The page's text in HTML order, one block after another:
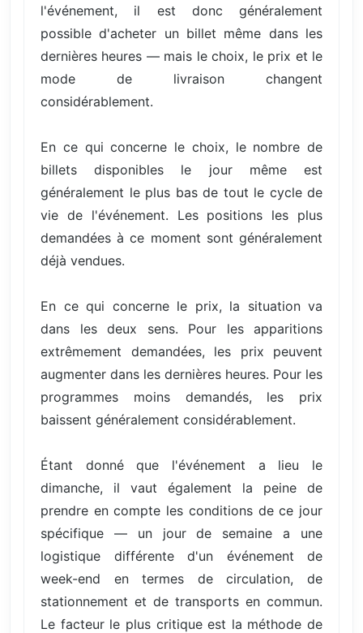
l'événement, il est donc généralement
possible d'acheter un billet même dans les
dernières heures — mais le choix, le prix et le
mode de livraison changent
considérablement.
En ce qui concerne le choix, le nombre de
billets disponibles le jour même est
généralement le plus bas de tout le cycle de
vie de l'événement. Les positions les plus
demandées à ce moment sont généralement
déjà vendues.
En ce qui concerne le prix, la situation va
dans les deux sens. Pour les apparitions
extrêmement demandées, les prix peuvent
augmenter dans les dernières heures. Pour les
programmes moins demandés, les prix
baissent généralement considérablement.
Étant donné que l'événement a lieu le
dimanche, il vaut également la peine de
prendre en compte les conditions de ce jour
spécifique — un jour de semaine a une
logistique différente d'un événement de
week-end en termes de circulation, de
stationnement et de transports en commun.
Le facteur le plus critique est la méthode de